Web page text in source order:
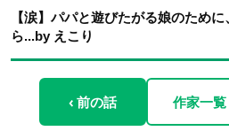
【涙】パパと遊びたがる娘のため
ら...by えこり
‹ 前の話 作家一覧